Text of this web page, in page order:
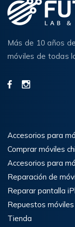
Más de 10 años
móviles de todas
Accesorios para
Comprar móviles
Accesorios para
Reparación de
Reparar pantalla
Repuestos móviles
Tienda